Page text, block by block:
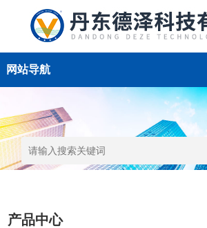
网站导航
产品中心